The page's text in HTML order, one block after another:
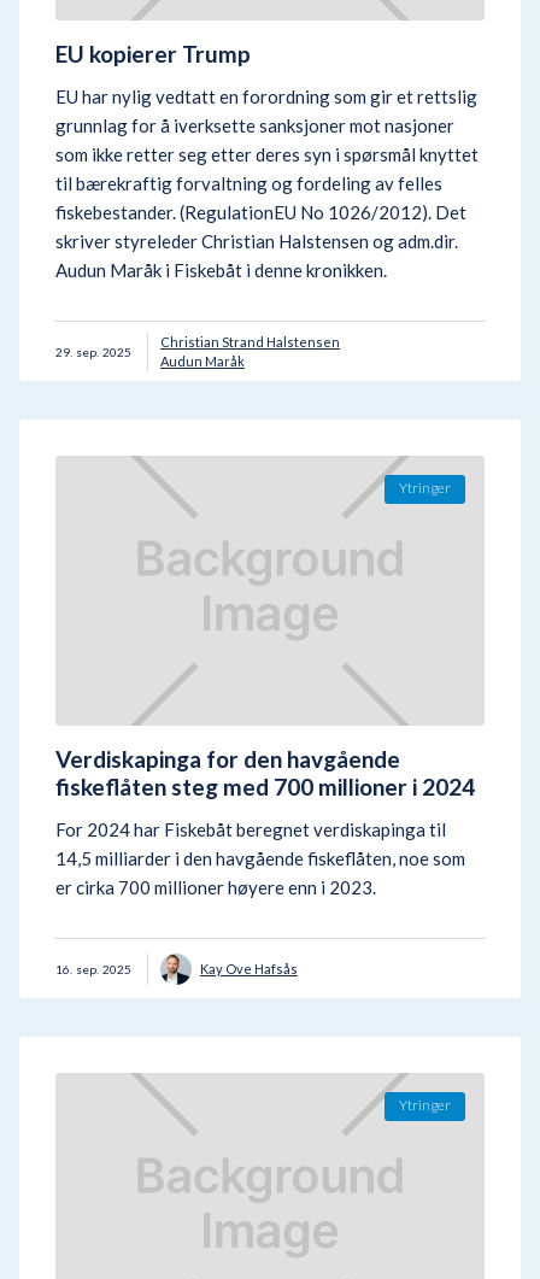
EU kopierer Trump
EU har nylig vedtatt en forordning som gir et rettslig
grunnlag for å iverksette sanksjoner mot nasjoner
som ikke retter seg etter deres syn i spørsmål knyttet
til bærekraftig forvaltning og fordeling av felles
fiskebestander. (RegulationEU No 1026/2012). Det
skriver styreleder Christian Halstensen og adm.dir.
Audun Maråk i Fiskebåt i denne kronikken.
29 sep. 2025
Christian Strand Halstensen
Audun Maråk
Ytringer
Verdiskapinga for den havgående
fiskeflåten steg med 700 millioner i 2024
For 2024 har Fiskebåt beregnet verdiskapinga til
14,5 milliarder i den havgående fiskeflåten, noe som
er cirka 700 millioner høyere enn i 2023.
16 sep. 2025 Kay Ove Hafsås
Ytringer